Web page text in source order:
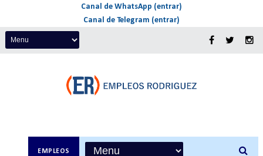
Canal de WhatsApp (entrar)
Canal de Telegram (entrar)
EMPLEOS